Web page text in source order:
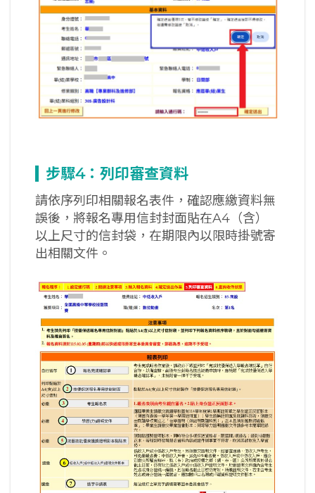
步驟4：列印審查資料
請依序列印相關報名表件，確認應繳資料無
誤後，將報名專用信封封面貼在A4（含）
以上尺寸的信封袋，在期限內以限時掛號寄
出相關文件。